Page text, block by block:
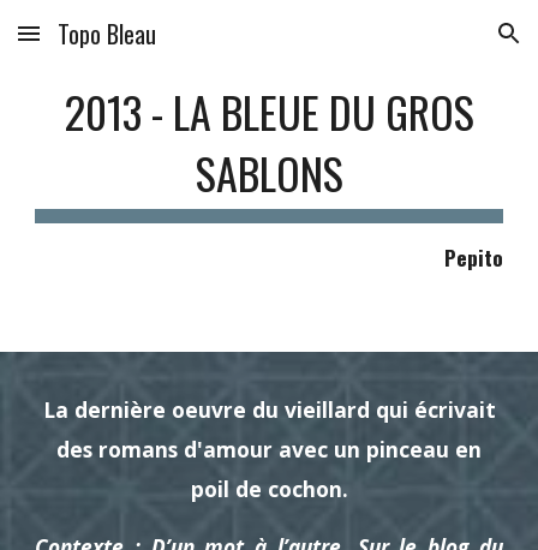
Skip to main content Skip to navigation
Topo Bleau
2013 - LA BLEUE DU GROS
SABLONS
Pepito
La dernière oeuvre du vieillard qui écrivait
des romans d'amour avec un pinceau en
poil de cochon.